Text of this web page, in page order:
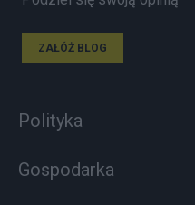
ZAŁÓŻ BLOG
Polityka
Gospodarka